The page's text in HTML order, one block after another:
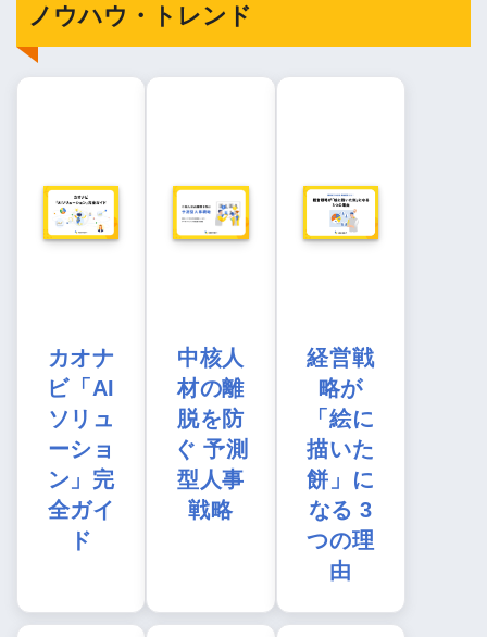
ノウハウ・トレンド
カオナ
ビ「AI
ソリュ
ーショ
ン」完
全ガイ
ド
中核人
材の離
脱を防
ぐ 予測
型人事
戦略
経営戦
略が
「絵に
描いた
餅」に
なる 3
つの理
由